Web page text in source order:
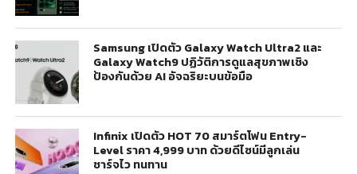
Samsung เปิดตัว Galaxy Watch Ultra2 และ
Galaxy Watch9 ปฏิวัติการดูแลสุขภาพเชิง
ป้องกันด้วย AI อัจฉริยะบนข้อมือ
Infinix เปิดตัว HOT 70 สมาร์ตโฟน Entry-
Level ราคา 4,999 บาท ด้วยดีไซน์มีลูกเล่น
ชาร์จไว ทนทาน